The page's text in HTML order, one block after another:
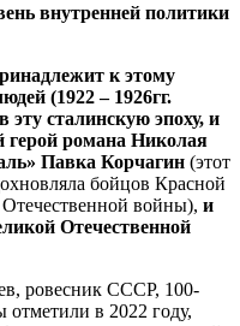
внутренней политики
к этому
(1922 – 1926гг.
эту сталинскую эпоху, и
герой романа Николая
Павка Корчагин (этот
бойцов Красной
войны), и
Отечественной
ровесник СССР, 100-
отметили в 2022 году,